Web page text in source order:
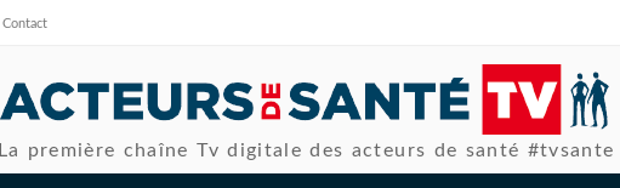
Contact
La première chaîne Tv digitale des acteurs de santé #tvsante